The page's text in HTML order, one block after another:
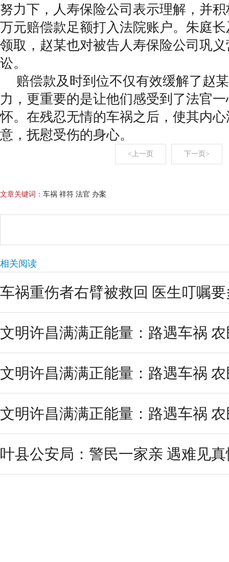
努力下，人寿保险公司表示理解，并
万元赔偿款足额打入法院账户。朱庭
领取，赵某也对被告人寿保险公司巩
讼。
赔偿款及时到位不仅有效缓解了赵
力，更重要的是让他们感受到了法官
怀。在残忍无情的车祸之后，使其内
意，抚慰受伤的身心。
<上一页 下一页>
文章关键词： 车祸 祥符 法官 办案
相关阅读
车祸重伤者右臂被救回 医生叮嘱
文明许昌满满正能量：路遇车祸
文明许昌满满正能量：路遇车祸
文明许昌满满正能量：路遇车祸
叶县公安局：警民一家亲 遇难见